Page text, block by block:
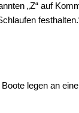
„Z“ auf
legen an